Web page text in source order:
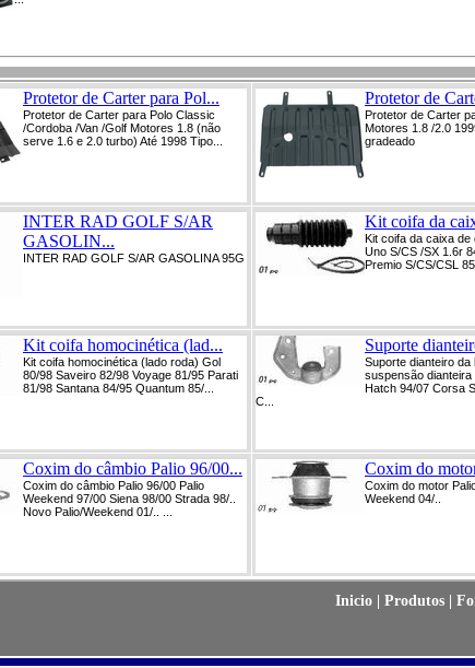
Protetor de Carter para Pol...
Protetor de Carter para Polo Classic
/Cordoba /Van /Golf Motores 1.8 (não
serve 1.6 e 2.0 turbo) Até 1998 Tipo...
Protetor de
Protetor de Carter
Motores 1.8 /2.0
gradeado
INTER RAD GOLF S/AR
GASOLIN...
INTER RAD GOLF S/AR GASOLINA 95G
Kit coifa da
Kit coifa da caixa de
Uno S/CS /SX 1.6r
Premio S/CS/CSL
Kit coifa homocinética (lad...
Kit coifa homocinética (lado roda) Gol
80/98 Saveiro 82/98 Voyage 81/95 Parati
81/98 Santana 84/95 Quantum 85/...
Suporte
Suporte dianteiro
suspensão
Hatch 94/07 Corsa
C...
Coxim do câmbio Palio 96/00...
Coxim do câmbio Palio 96/00 Palio
Weekend 97/00 Siena 98/00 Strada 98/..
Novo Palio/Weekend 01/.. ...
Coxim do
Coxim do motor
Weekend 04/..
Inicio Produtos